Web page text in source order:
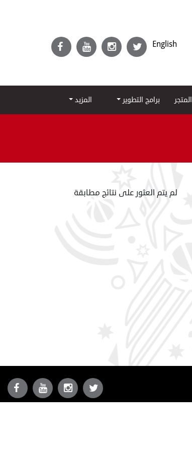
English
المتجر برامج التطوير المزيد
لم يتم العثور على نتائج مطابقة